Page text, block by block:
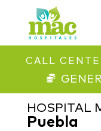
CALL
HOSPITAL
Puebla